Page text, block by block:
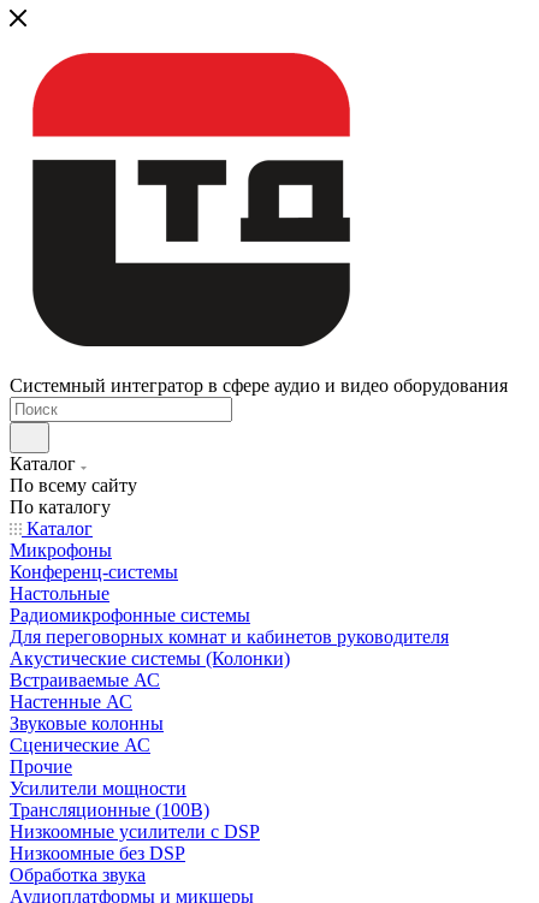
Системный интегратор в сфере аудио и видео оборудования
Каталог
По всему сайту
По каталогу
Каталог
Микрофоны
Конференц-системы
Настольные
Радиомикрофонные системы
Для переговорных комнат и кабинетов руководителя
Акустические системы (Колонки)
Встраиваемые АС
Настенные АС
Звуковые колонны
Сценические АС
Прочие
Усилители мощности
Трансляционные (100В)
Низкоомные усилители с DSP
Низкоомные без DSP
Обработка звука
Аудиоплатформы и микшеры